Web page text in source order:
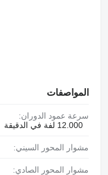
المواصفات
سرعة عمود الدوران:
12.000 لفة في الدقيقة
مشوار المحور السيني:
مشوار المحور الصادي: